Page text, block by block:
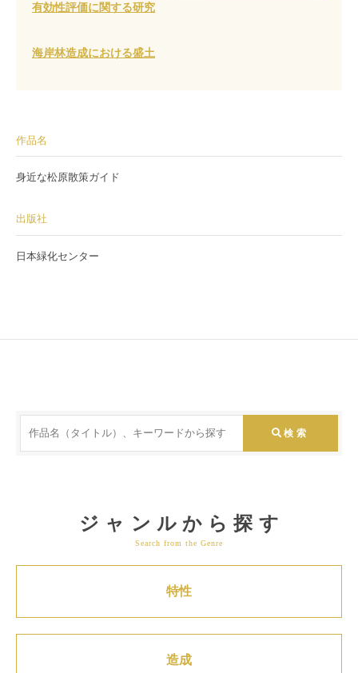
有効性評価に関する研究
海岸林造成における盛土
作品名
身近な松原散策ガイド
出版社
日本緑化センター
ジャンルから探す
Search from the Genre
特性
造成